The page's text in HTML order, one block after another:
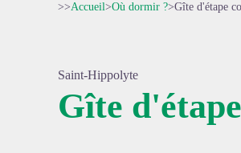
>>Accueil>Où dormir ?>Gîte d'étape
Saint-Hippolyte
Gîte